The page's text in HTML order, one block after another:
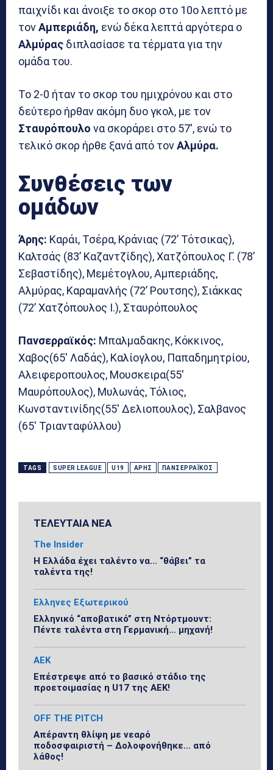
παιχνίδι και άνοιξε το σκορ στο 10ο λεπτό με
τονΑμπεριάδη, ενώ δέκα λεπτά αργότερα ο
Αλμύρας διπλασίασε τα τέρματα για την
ομάδα του.
Το 2-0 ήταν το σκορ του ημιχρόνου και στο
δεύτερο ήρθαν ακόμη δυο γκολ, με τον
Σταυρόπουλο να σκοράρει στο 57′, ενώ το
τελικό σκορ ήρθε ξανά από τονΑλμύρα.
Συνθέσεις των
ομάδων
Άρης: Καράι, Τσέρα, Κράνιας (72’ Τότσικας),
Καλτσάς (83’ Καζαντζίδης), Χατζόπουλος Γ. (78’
Σεβαστίδης), Μεμέτογλου, Αμπεριάδης,
Αλμύρας, Καραμανλής (72’ Ρουτσης), Σιάκκας
(72’ Χατζόπουλος Ι.), Σταυρόπουλος
Πανσερραϊκός: Μπαλμαδακης, Κόκκινος,
Χαβος(65′ Λαδάς), Καλίογλου, Παπαδημητρίου,
Αλειφεροπουλος, Μουσκειρα(55′
Μαυρόπουλος), Μυλωνάς, Τόλιος,
Κωνσταντινίδης(55′ Δελιοπουλος), Σαλβανος
(65′ Τριανταφύλλου)
TAGS SUPER LEAGUE U19 ΆΡΗΣ ΠΑΝΣΕΡΡΑΪΚΌΣ
ΤΕΛΕΥΤΑΙΑ ΝΕΑ
The Insider
Η Ελλάδα έχει ταλέντο να… “θάβει” τα
ταλέντα της!
Ελληνες Εξωτερικού
Ελληνικό “αποβατικό” στη Ντόρτμουντ:
Πέντε ταλέντα στη Γερμανική… μηχανή!
ΑΕΚ
Επέστρεψε από το βασικό στάδιο της
προετοιμασίας η U17 της ΑΕΚ!
OFF THE PITCH
Απέραντη θλίψη με νεαρό
ποδοσφαιριστή – Δολοφονήθηκε… από
λάθος!